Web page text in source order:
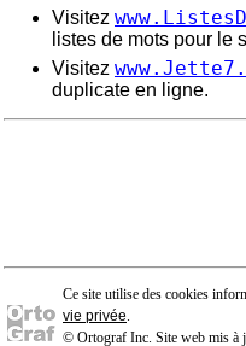
Visitez
listes de mots pour le
Visitez
duplicate en ligne.
Ce site utilise des cookies
vie privée.
© Ortograf Inc. Site web mis à